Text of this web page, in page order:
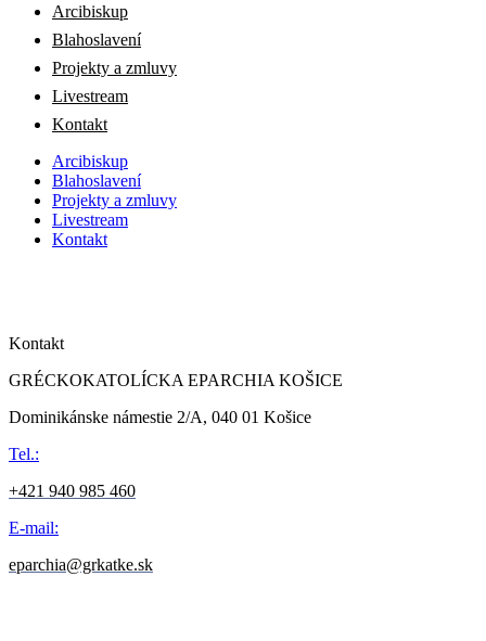
Arcibiskup
Blahoslavení
Projekty a zmluvy
Livestream
Kontakt
Arcibiskup
Blahoslavení
Projekty a zmluvy
Livestream
Kontakt
Kontakt
GRÉCKOKATOLÍCKA EPARCHIA KOŠICE
Dominikánske námestie 2/A, 040 01 Košice
Tel.:
+421 940 985 460
E-mail:
eparchia@grkatke.sk